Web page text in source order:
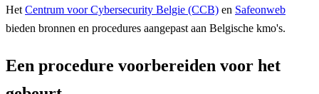
Het Centrum voor Cybersecurity Belgie (CCB) en Safeonweb
bieden bronnen en procedures aangepast aan Belgische kmo's.
Een procedure voorbereiden voor het